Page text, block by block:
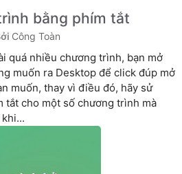
bằng phím tắt
Công Toàn
quá nhiều chương trình, bạn mở
muốn ra Desktop để click đúp mở
muốn, thay vì điều đó, hãy sử
tắt cho một số chương trình mà